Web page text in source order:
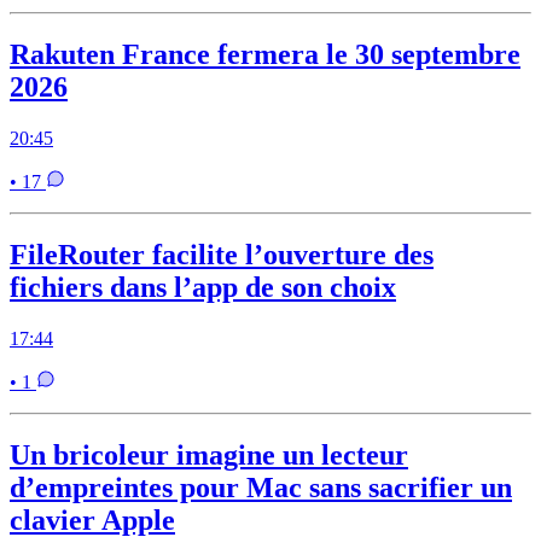
Rakuten France fermera le 30 septembre
2026
20:45
• 17
FileRouter facilite l’ouverture des
fichiers dans l’app de son choix
17:44
• 1
Un bricoleur imagine un lecteur
d’empreintes pour Mac sans sacrifier un
clavier Apple